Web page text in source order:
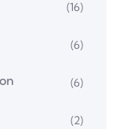
(16)
(6)
(6)
(2)